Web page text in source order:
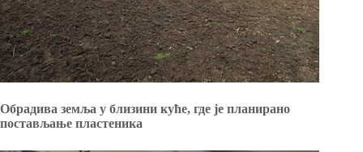
Обрадива земља у близини куће, где је планирано
постављање пластеника